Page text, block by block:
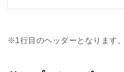
※1行目のヘッダーとなります。